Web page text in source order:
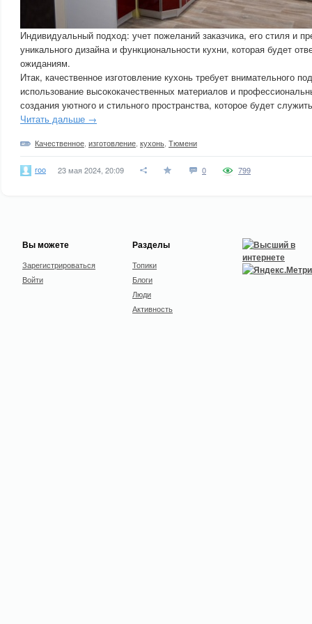
Индивидуальный подход: учет пожеланий заказчика, его стиля и
уникального дизайна и функциональности кухни, которая будет
ожиданиям.
Итак, качественное изготовление кухонь требует внимательного
использование высококачественных материалов и
создания уютного и стильного пространства, которое будет
Читать дальше →
Качественное изготовление кухонь Тюмени
roo 23 мая 2024, 20:09 0 799
Вы можете
Зарегистрироваться
Войти
Разделы
Топики
Блоги
Люди
Активность